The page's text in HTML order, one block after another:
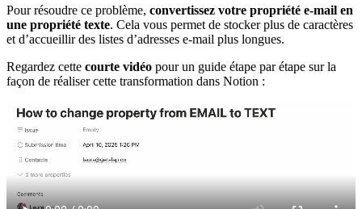
Pour résoudre ce problème, convertissez votre propriété e-mail en
une propriété texte. Cela vous permet de stocker plus de caractères
et d’accueillir des listes d’adresses e-mail plus longues.
Regardez cette courte vidéo pour un guide étape par étape sur la
façon de réaliser cette transformation dans Notion :